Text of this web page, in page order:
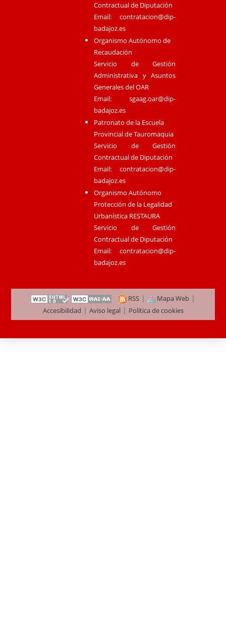
Contractual de Diputación
Email:contratacion@dip-
badajoz.es
Organismo Autónomo de
Recaudación
Servicio de Gestión
Administrativa y Asuntos
Generales del OAR
Email:sgaag.oar@dip-
badajoz.es
Patronato de la Escuela
Provincial de Tauromaquia
Servicio de Gestión
Contractual de Diputación
Email:contratacion@dip-
badajoz.es
Organismo Autónomo
Protección de la Legalidad
Urbanística RESTAURA
Servicio de Gestión
Contractual de Diputación
Email:contratacion@dip-
badajoz.es
RSS | Mapa Web |
Accesibilidad | Aviso legal| Política de cookies